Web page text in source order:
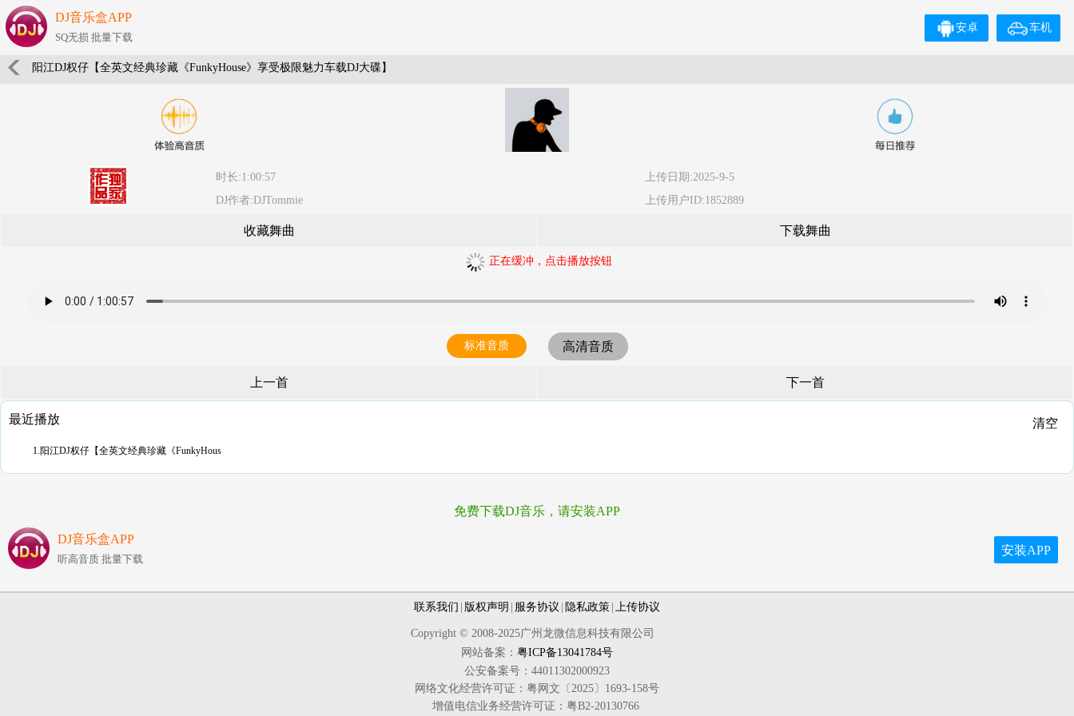
DJ音乐盒APP
SQ无损 批量下载
车机
安卓
阳江DJ权仔【全英文经典珍藏《FunkyHouse》享受极限魅力车载DJ大碟】
时长:1:00:57
上传日期:2025-9-5
DJ作者:DJTommie
上传用户ID:1852889
收藏舞曲 下载舞曲
正在缓冲，点击播放按钮
标准音质 高清音质
上一首 下一首
最近播放 清空
1.阳江DJ权仔【全英文经典珍藏《FunkyHous
免费下载DJ音乐，请安装APP
DJ音乐盒APP
听高音质 批量下载
安装APP
联系我们 版权声明 服务协议 隐私政策 上传协议
Copyright © 2008-2025广州龙微信息科技有限公司
网站备案： 粤ICP备13041784号
公安备案号：44011302000923
网络文化经营许可证：粤网文〔2025〕1693-158号
增值电信业务经营许可证：粤B2-20130766